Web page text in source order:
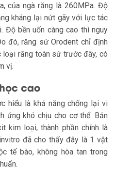
của ngà răng là 260MPa. Độ
kháng lại nứt gãy với lực tác
Độ bền uốn càng cao thì nguy
đó, răng sứ Orodent chỉ định
loại răng toàn sứ trước đây, có
vị.
cao
hiểu là khả năng chống lại vi
ứng khó chịu cho cơ thể. Bản
kim loại, thành phần chính là
đã cho thấy đây là 1 vật
tế bào, không hòa tan trong